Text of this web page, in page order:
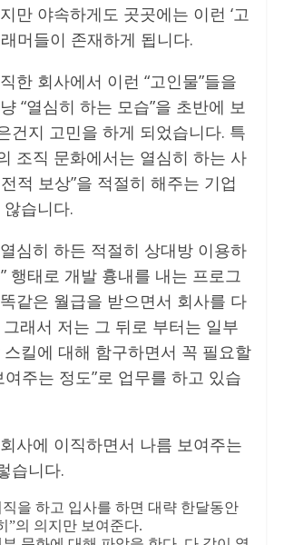
만 야속하게도 곳곳에는 이런 ‘고
머들이 존재하게 됩니다.
한 회사에서 이런 “고인물”들을
“열심히 하는 모습”을 초반에 보
건지 고민을 하게 되었습니다. 특
조직 문화에서는 열심히 하는 사
적 보상”을 적절히 해주는 기업
습니다.
심히 하든 적절히 상대방 이용하
행태로 개발 흉내를 내는 프로그
같은 월급을 받으면서 회사를 다
래서 저는 그 뒤로 부터는 일부
킬에 대해 함구하면서 꼭 필요할
여주는 정도”로 업무를 하고 있습
사에 이직하면서 나름 보여주는
습니다.
을 하고 입사를 하면 대략 한달동안
”의 의지만 보여준다.